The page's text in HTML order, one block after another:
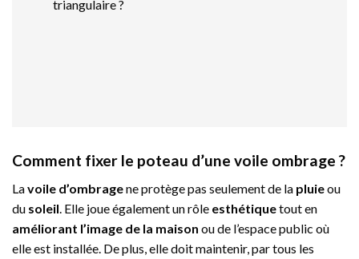
triangulaire ?
Comment fixer le poteau d’une voile ombrage ?
Lavoile d’ombragene protège pas seulement de la pluieou
du soleil . Elle joue également un rôle esthétiquetout en
améliorant l’image de la maison ou de l’espace public où
elle est installée. De plus, elle doit maintenir, par tous les